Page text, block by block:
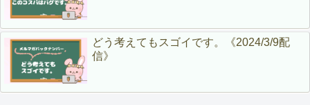
どう考えてもスゴイです。《2024/3/9配
信》